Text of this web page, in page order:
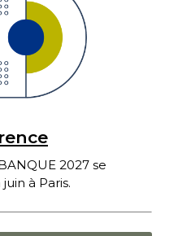
2027 se
à Paris.